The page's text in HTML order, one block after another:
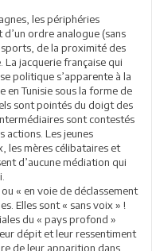
les périphéries
ordre analogue (sans
de la proximité des
jacquerie française qui
politique s’apparente à la
en Tunisie sous la forme de
sont pointés du doigt des
sont contestés
actions. Les jeunes
les mères célibataires et
d’aucune médiation qui
« en voie de déclassement
Elles sont « sans voix » !
du « pays profond »
dépit et leur ressentiment
de leur apparition dans